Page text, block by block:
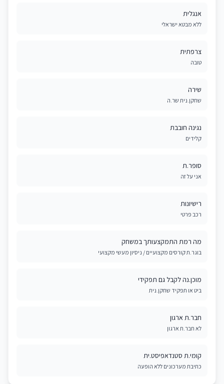
אנגלית
ללא מבטא ישראלי
צרפתית
טובה
שירה
שחקן.נית שר.ה
נגינה חובבת
קלידים
סופר.ת
אני על זה
רישיונות
רכב פרטי
מה רמת התמקצעותך במשחק
בוגר.ת קורסים מקצועיים / ניסיון מעשי מקצועי
מוכן.נה לקבל גם תפקידי
ביט או תפקיד שחקן.נית
חבר.ת ארגון
לא חבר.ת ארגון
קומי.ת סטנדאפיסט.ית
כתיבת מערכונים ללא הופעה